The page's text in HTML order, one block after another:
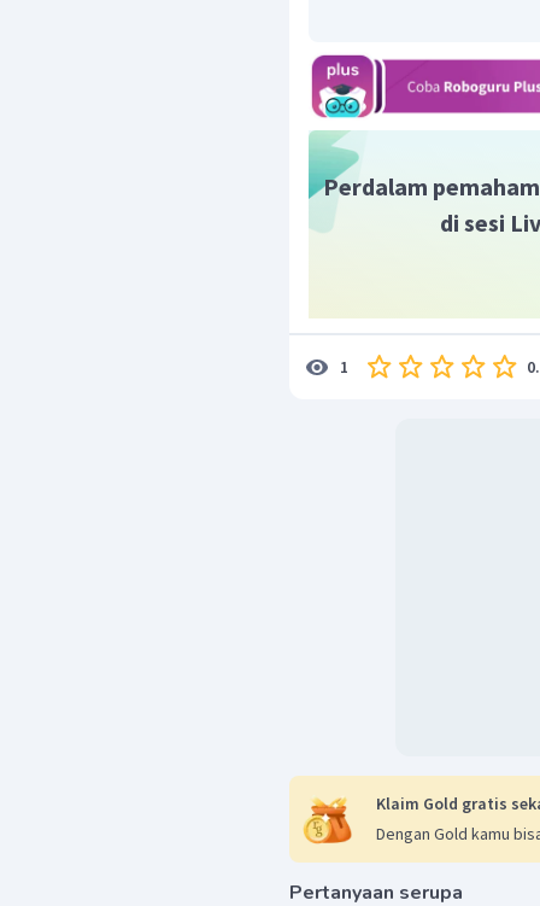
Perdalam
di sesi
1
Klaim Gold gratis
Dengan Gold kamu
Pertanyaan serupa